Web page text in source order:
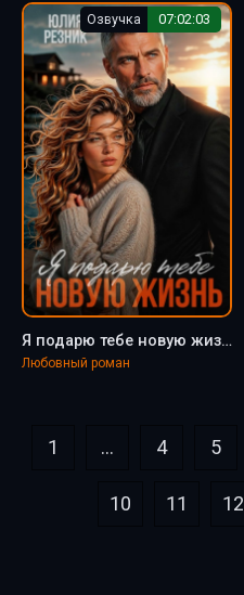
Озвучка 07:02:03
Я подарю тебе новую жизнь - Резник Юлия
Любовный роман
1 ... 4 5
10 11 12